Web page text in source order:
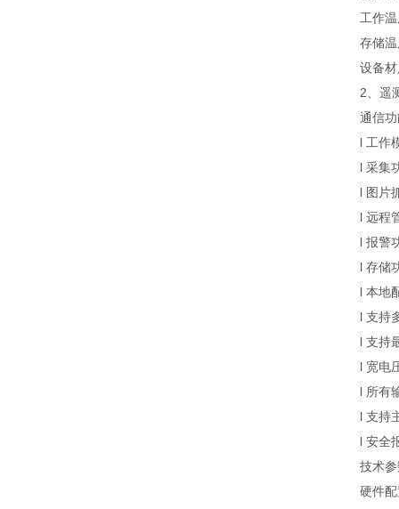
工作温
存储温
设备材
2、遥
通信功能
l 工作模
l 采集功
l 图片抓
l 远程管
l 报警功
l 存储功
l 本地配
l 支持多
l 支持最
l 宽电压
l 所有输
l 支持主
l 安全报
技术参
硬件配置